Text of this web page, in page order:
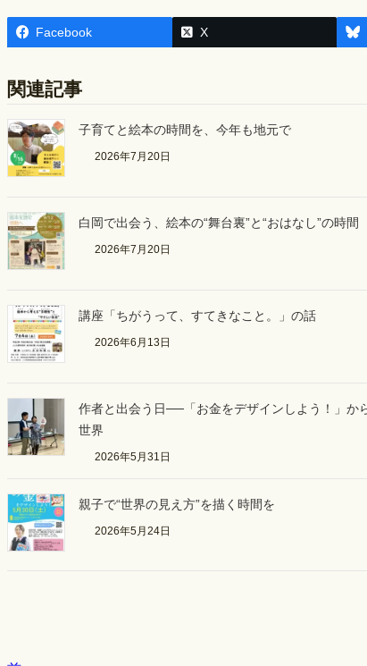
a
c
e
b
o
o
i
n
h
a
Facebook X
関連記事
子育てと絵本の時間を、今年も地元で
2026年7月20日
白岡で出会う、絵本の“舞台裏”と“おはなし”の時間
2026年7月20日
講座「ちがうって、すてきなこと。」の話
2026年6月13日
作者と出会う日──「お金をデザインしよう！」か
世界
2026年5月31日
親子で“世界の見え方”を描く時間を
2026年5月24日